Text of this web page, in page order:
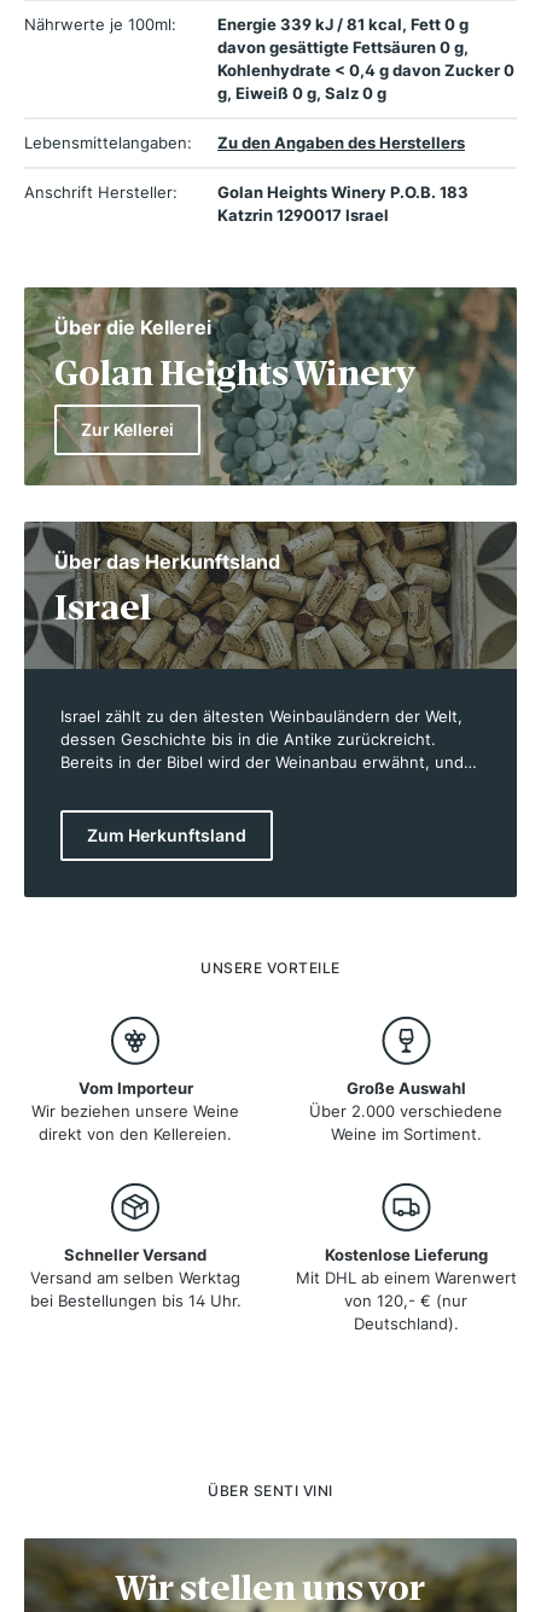
Nährwerte je 100ml:
Energie 339 kJ / 81 kcal, Fett 0 g
davon gesättigte Fettsäuren 0 g,
Kohlenhydrate < 0,4 g davon Zucker 0
g, Eiweiß 0 g, Salz 0 g
Lebensmittelangaben: Zu den Angaben des Herstellers
Anschrift Hersteller:
Golan Heights Winery P.O.B. 183
Katzrin 1290017 Israel
Über die Kellerei
Golan Heights Winery
Zur Kellerei
Über das Herkunftsland
Israel
Israel zählt zu den ältesten Weinbauländern der Welt,
dessen Geschichte bis in die Antike zurückreicht.
Bereits in der Bibel wird der Weinanbau erwähnt, und
mehr als 2.000 Jahren Wein produziert wurde. Mit dem
Wiederaufleben des Weinbaus im 19. Jahrhundert, als
im internationalen Weinmarkt entwickelt. Heute
Terroirs für außergewöhnliche Weine sorgt, die
Zum Herkunftsland
UNSERE VORTEILE
Vom Importeur
Wir beziehen unsere Weine
direkt von den Kellereien.
Große Auswahl
Über 2.000 verschiedene
Weine im Sortiment.
Schneller Versand
Versand am selben Werktag
bei Bestellungen bis 14 Uhr.
Kostenlose Lieferung
Mit DHL ab einem Warenwert
von 120,- € (nur
Deutschland).
ÜBER SENTI VINI
Wir stellen uns vor